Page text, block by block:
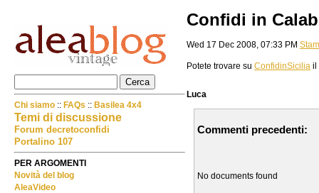
Confidi in
Wed 17 Dec 2008, 07:33 PM
Potete trovare su ConfidinSicilia il
Luca
Commenti precedenti:
No documents found
Chi siamo :: FAQs :: Basilea 4x4
Temi di discussione
Forum decretoconfidi
Portalino 107
PER ARGOMENTI
Novità del blog
AleaVideo